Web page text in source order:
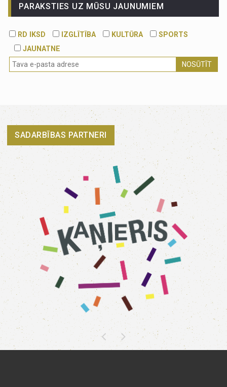
PARAKSTIES UZ MŪSU JAUNUMIEM
RD IKSD IZGLĪTĪBA KULTŪRA
SPORTS
JAUNATNE
NOSŪTĪT
SADARBĪBAS PARTNERI